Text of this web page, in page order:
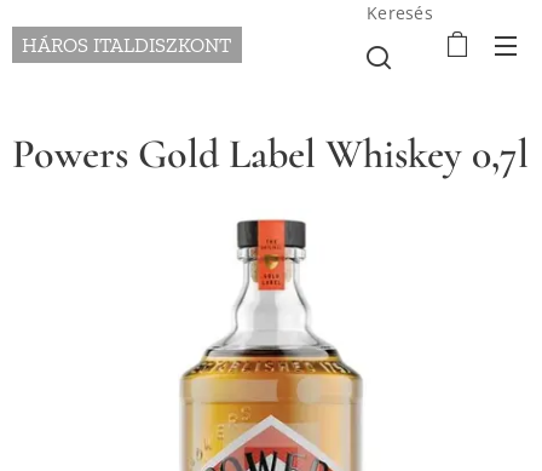
HÁROS ITALDISZKONT
Keresés
Powers Gold Label Whiskey 0,7l